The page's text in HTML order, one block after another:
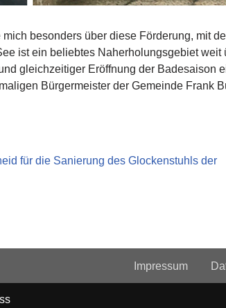
mich besonders über diese Förderung, mit
ist ein beliebtes Naherholungsgebiet
gleichzeitiger Eröffnung der
Bürgermeister der Gemeinde Frank
für die Sanierung des Glockenstuhls der
Impressum